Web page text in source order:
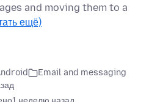
and moving them to a
ещё)
Email and messaging